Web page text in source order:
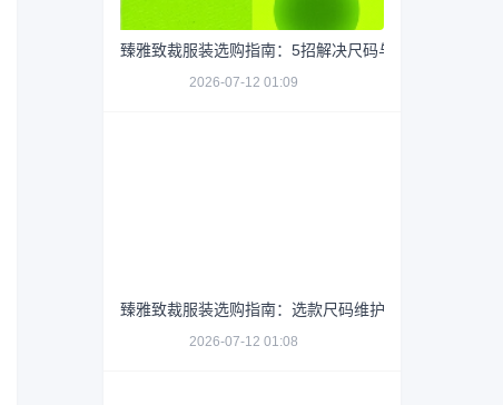
臻雅致裁服装选购指南：5招解决尺码与打理难题
2026-07-12 01:09
臻雅致裁服装选购指南：选款尺码维护5大实用方法
2026-07-12 01:08